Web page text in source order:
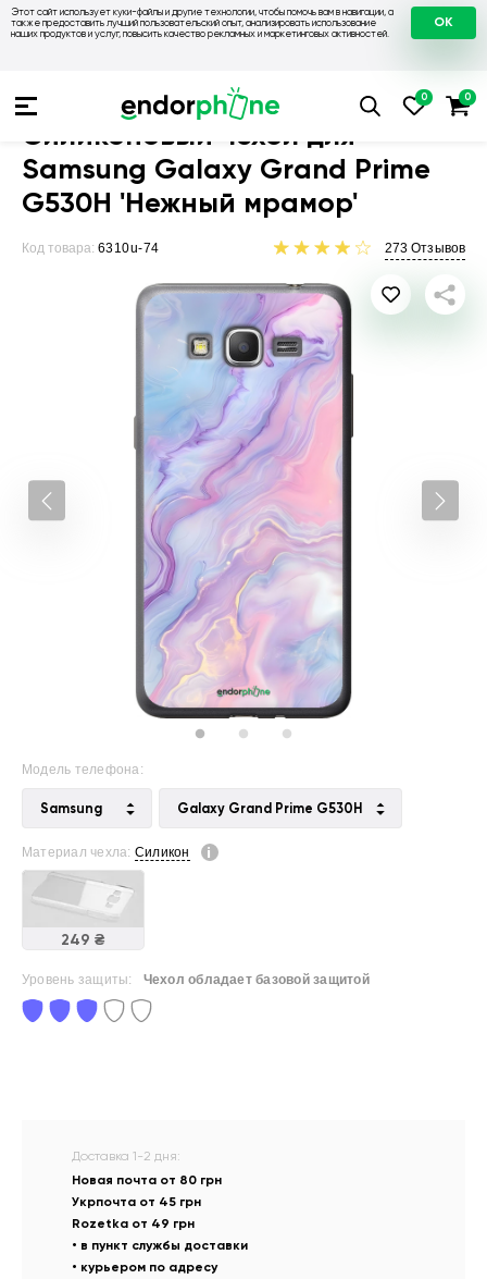
Этот сайт использует куки-файлы и другие технологии, чтобы помочь вам в навигации, а
также предоставить лучший пользовательский опыт, анализировать использование
наших продуктов и услуг, повысить качество рекламных и маркетинговых активностей.
OK
Чехлы на Samsung Чехол для
Силиконовый чехол для
Samsung Galaxy Grand Prime
G530H 'Нежный мрамор'
Код товара: 6310u-74 273 Отзывов
Модель телефона:
Samsung Galaxy Grand Prime G530H
Материал чехла: Силикон
249 ₴
Уровень защиты: Чехол обладает базовой защитой
Доставка 1-2 дня:
Новая почта от 80 грн
Укрпочта от 45 грн
Rozetka от 49 грн
• в пункт службы доставки
• курьером по адресу